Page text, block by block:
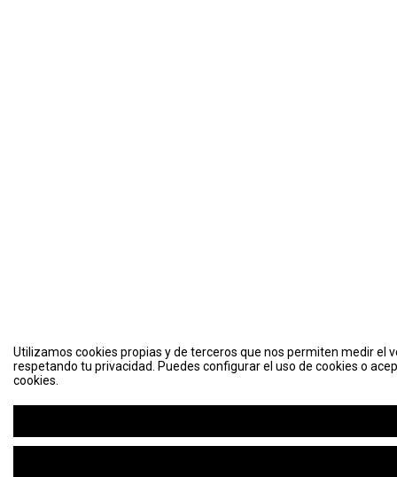
Utilizamos cookies propias y de terceros que nos permiten medir el
respetando tu privacidad. Puedes configurar el uso de cookies o
cookies.